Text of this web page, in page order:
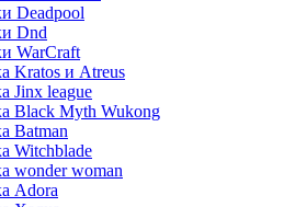
Deadpool
Dnd
WarCraft
Kratos и Atreus
Jinx league
Black Myth Wukong
Batman
Witchblade
wonder woman
Adora